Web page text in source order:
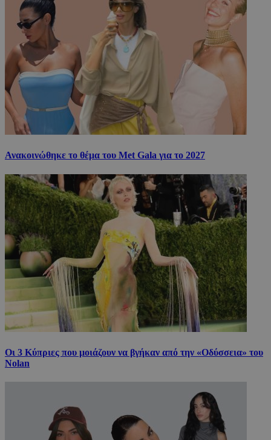
Ανακοινώθηκε το θέμα του Met Gala για το 2027
Οι 3 Κύπριες που μοιάζουν να βγήκαν από την «Οδύσσεια» του
Nolan